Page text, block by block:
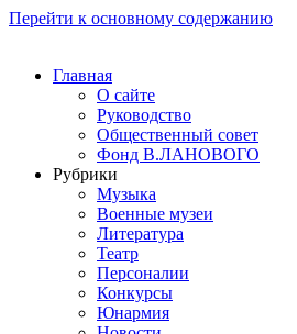
Перейти к основному содержанию
Главная
О сайте
Руководство
Общественный совет
Фонд В.ЛАНОВОГО
Рубрики
Музыка
Военные музеи
Литература
Театр
Персоналии
Конкурсы
Юнармия